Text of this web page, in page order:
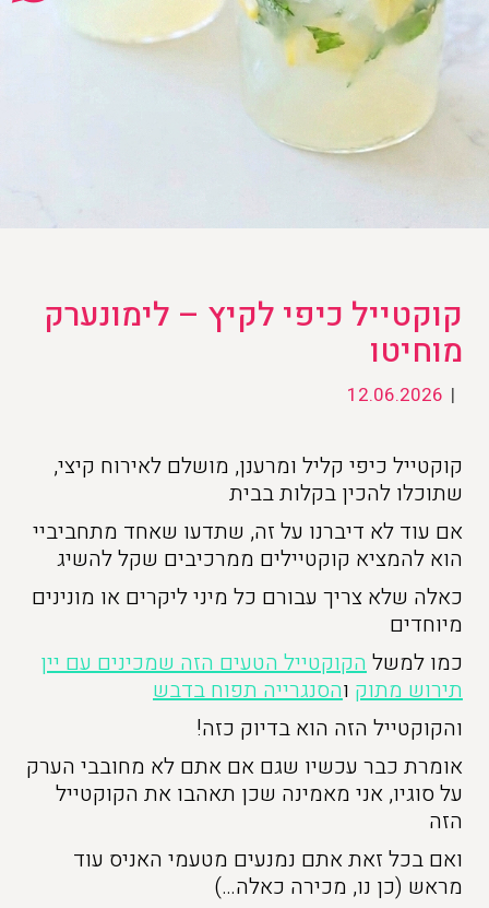
קוקטייל כיפי לקיץ – לימונערק
מוחיטו
|
12.06.2026
קוקטייל כיפי קליל ומרענן, מושלם לאירוח קיצי,
שתוכלו להכין בקלות בבית
אם עוד לא דיברנו על זה, שתדעו שאחד מתחביביי
הוא להמציא קוקטיילים ממרכיבים שקל להשיג
כאלה שלא צריך עבורם כל מיני ליקרים או מונינים
מיוחדים
כמו למשלהקוקטייל הטעים הזה שמכינים עם יין
תירוש מתוק והסנגרייה תפוח בדבש
והקוקטייל הזה הוא בדיוק כזה!
אומרת כבר עכשיו שגם אם אתם לא מחובבי הערק
על סוגיו, אני מאמינה שכן תאהבו את הקוקטייל
הזה
ואם בכל זאת אתם נמנעים מטעמי האניס עוד
מראש (כן נו, מכירה כאלה…)